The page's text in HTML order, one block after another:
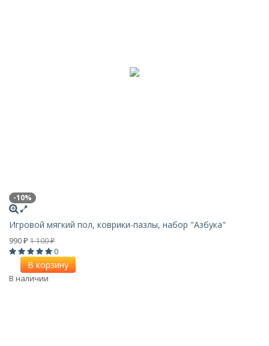
-10%
Игровой мягкий пол, коврики-пазлы, набор "Азбука"
990 ₽ 1 100₽
0
В корзину
В наличии